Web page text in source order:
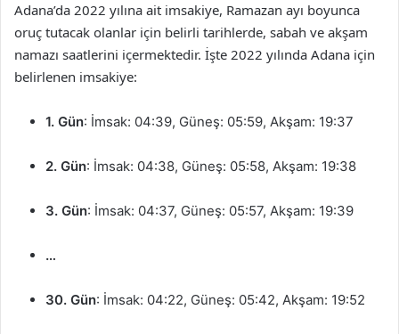
Adana’da 2022 yılına ait imsakiye, Ramazan ayı boyunca
oruç tutacak olanlar için belirli tarihlerde, sabah ve akşam
namazı saatlerini içermektedir. İşte 2022 yılında Adana için
belirlenen imsakiye:
1. Gün: İmsak: 04:39, Güneş: 05:59, Akşam: 19:37
2. Gün: İmsak: 04:38, Güneş: 05:58, Akşam: 19:38
3. Gün: İmsak: 04:37, Güneş: 05:57, Akşam: 19:39
…
30. Gün: İmsak: 04:22, Güneş: 05:42, Akşam: 19:52